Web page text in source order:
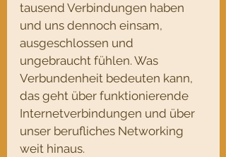
tausend Verbindungen haben
und uns dennoch einsam,
ausgeschlossen und
ungebraucht fühlen. Was
Verbundenheit bedeuten kann,
das geht über funktionierende
Internetverbindungen und über
unser berufliches Networking
weit hinaus.